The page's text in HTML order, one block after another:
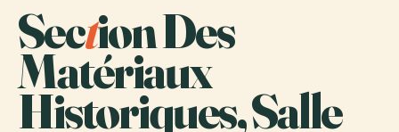
Section Des
Matériaux
Historiques, Salle